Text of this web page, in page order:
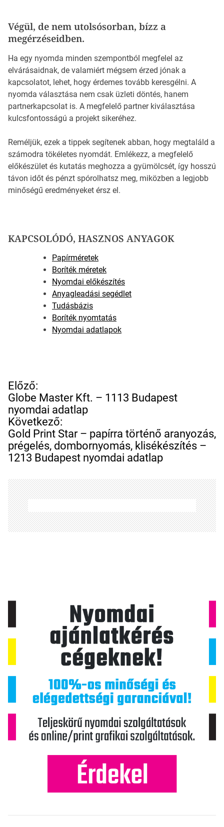
Végül, de nem utolsósorban, bízz a
megérzéseidben.
Ha egy nyomda minden szempontból megfelel az
elvárásaidnak, de valamiért mégsem érzed jónak a
kapcsolatot, lehet, hogy érdemes tovább keresgélni. A
nyomda választása nem csak üzleti döntés, hanem
partnerkapcsolat is. A megfelelő partner kiválasztása
kulcsfontosságú a projekt sikeréhez.
Reméljük, ezek a tippek segítenek abban, hogy megtaláld a
számodra tökéletes nyomdát. Emlékezz, a megfelelő
előkészület és kutatás meghozza a gyümölcsét, így hosszú
távon időt és pénzt spórolhatsz meg, miközben a legjobb
minőségű eredményeket érsz el.
KAPCSOLÓDÓ, HASZNOS ANYAGOK
Papírméretek
Boríték méretek
Nyomdai előkészítés
Anyagleadási segédlet
Tudásbázis
Boríték nyomtatás
Nyomdai adatlapok
B
e
j
e
g
y
z
é
s
n
a
v
i
Előző:
Globe Master Kft. – 1113 Budapest
nyomdai adatlap
Következő:
Gold Print Star – papírra történő aranyozás,
prégelés, dombornyomás, klisékészítés –
1213 Budapest nyomdai adatlap